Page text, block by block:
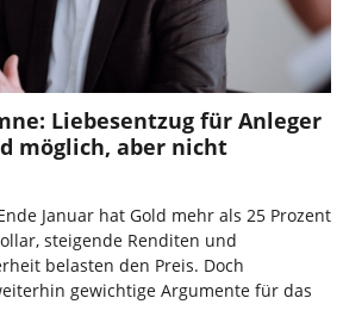
Liebesentzug für Anleger
möglich, aber nicht
Januar hat Gold mehr als 25 Prozent
steigende Renditen und
belasten den Preis. Doch
gewichtige Argumente für das